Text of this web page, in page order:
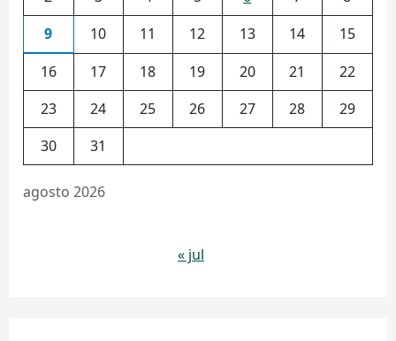
agosto 2026
9
10 11 12 13 14
15
16
17 18 19 20 21
22
23
24 25 26 27 28
29
30
31
« jul